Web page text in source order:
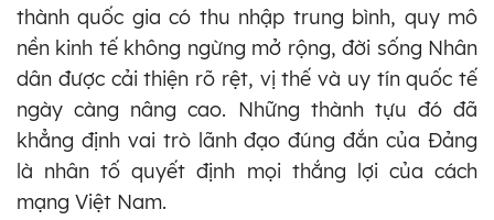
thành quốc gia có thu nhập trung bình, quy mô
nền kinh tế không ngừng mở rộng, đời sống Nhân
dân được cải thiện rõ rệt, vị thế và uy tín quốc tế
ngày càng nâng cao. Những thành tựu đó đã
khẳng định vai trò lãnh đạo đúng đắn của Đảng
là nhân tố quyết định mọi thắng lợi của cách
mạng Việt Nam.